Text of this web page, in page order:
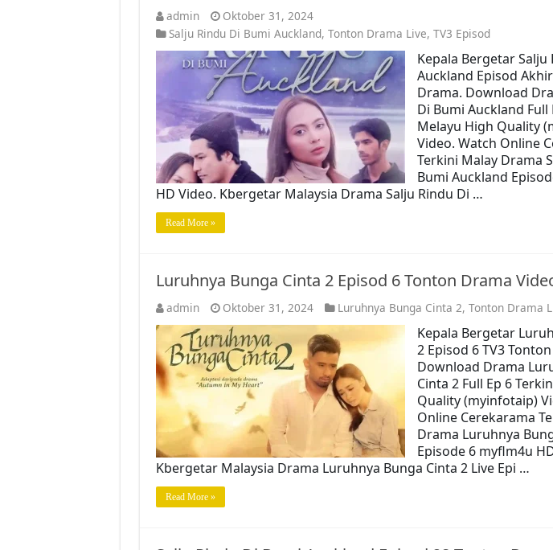
admin
Oktober 31, 2024
Salju Rindu Di Bumi Auckland, Tonton Drama Live, TV3 Episod
Kepala Bergetar Salju
Auckland Episod
Drama. Download
Di Bumi Auckland
Melayu High Quality
Video. Watch Online
Terkini Malay Drama
Bumi Auckland
HD Video. Kbergetar Malaysia Drama Salju Rindu Di …
Read More »
Luruhnya Bunga Cinta 2 Episod 6 Tonton Drama
admin Oktober 31, 2024 Luruhnya Bunga Cinta 2, Tonton Drama
Kepala Bergetar
2 Episod 6 TV3
Download Drama
Cinta 2 Full Ep 6
Quality (myinfotaip)
Online Cerekarama
Drama Luruhnya
Episode 6 myflm4u
Kbergetar Malaysia Drama Luruhnya Bunga Cinta 2 Live Epi …
Read More »